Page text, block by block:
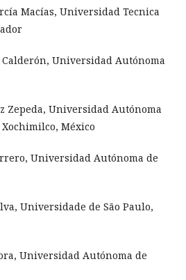
Macías, Universidad Tecnica
Calderón, Universidad Autónoma
Zepeda, Universidad Autónoma
México
Universidad Autónoma de
Universidade de São Paulo,
Universidad Autónoma de